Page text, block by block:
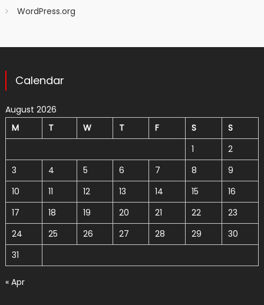
WordPress.org
Calendar
August 2026
M
T W T F S
S
1
2
3
4 5 6 7 8
9
10
11 12 13 14 15
16
17
18 19 20 21 22
23
24
25 26 27 28 29
30
31
« Apr